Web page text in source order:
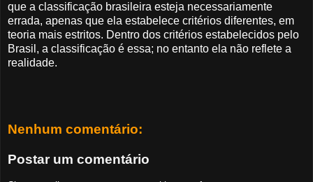
que a classificação brasileira esteja necessariamente
errada, apenas que ela estabelece critérios diferentes, em
teoria mais estritos. Dentro dos critérios estabelecidos pelo
Brasil, a classificação é essa; no entanto ela não reflete a
realidade.
Nenhum comentário:
Postar um comentário